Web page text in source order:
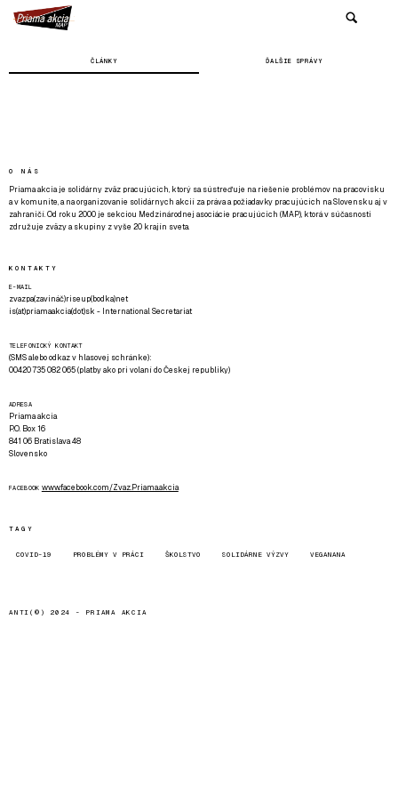
ČLÁNKY ĎALŠIE SPRÁVY
O NÁS
Priama akcia je solidárny zväz pracujúcich, ktorý sa sústreďuje na riešenie problémov na pracovisku
a v komunite, a na organizovanie solidárnych akcií za práva a požiadavky pracujúcich na Slovensku aj v
zahraničí. Od roku 2000 je sekciou Medzinárodnej asociácie pracujúcich (MAP), ktorá v súčasnosti
združuje zväzy a skupiny z vyše 20 krajín sveta.
KONTAKTY
E-MAIL
zvazpa(zavináč)riseup(bodka)net
is(at)priamaakcia(dot)sk - International Secretariat
TELEFONICKÝ KONTAKT
(SMS alebo odkaz v hlasovej schránke):
00420 735 082 065 (platby ako pri volaní do Českej republiky)
ADRESA
Priama akcia
P.O. Box 16
841 06 Bratislava 48
Slovensko
FACEBOOK www.facebook.com/Zvaz.Priama.akcia
TAGY
COVID-19 PROBLÉMY V PRÁCI ŠKOLSTVO SOLIDÁRNE VÝZVY VEGANANA
ANTI(©) 2024 - PRIAMA AKCIA